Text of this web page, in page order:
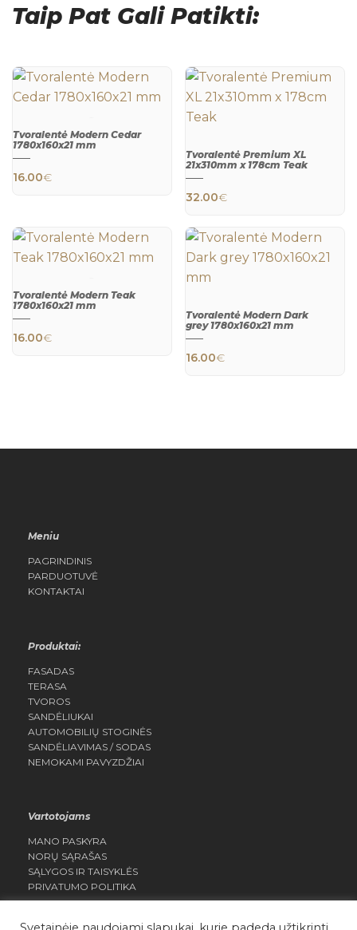
Taip Pat Gali Patikti:
Tvoralentė Modern Cedar
1780x160x21 mm
16.00€
Tvoralentė Premium XL
21x310mm x 178cm Teak
32.00€
Tvoralentė Modern Teak
1780x160x21 mm
16.00€
Tvoralentė Modern Dark
grey 1780x160x21 mm
16.00€
Meniu
PAGRINDINIS
PARDUOTUVĖ
KONTAKTAI
Produktai:
FASADAS
TERASA
TVOROS
SANDĖLIUKAI
AUTOMOBILIŲ STOGINĖS
SANDĖLIAVIMAS / SODAS
NEMOKAMI PAVYZDŽIAI
Vartotojams
MANO PASKYRA
NORŲ SĄRAŠAS
SĄLYGOS IR TAISYKLĖS
PRIVATUMO POLITIKA